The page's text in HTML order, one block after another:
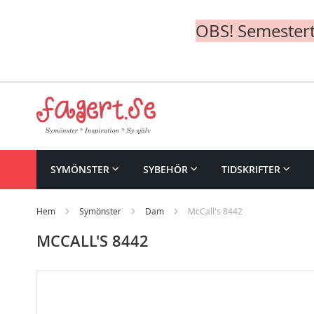
OBS!
Content
SYMÖNSTER SYBEHÖR TIDSKRIFTER
Hem Symönster Dam McCall's 8442
MCCALL'S 8442